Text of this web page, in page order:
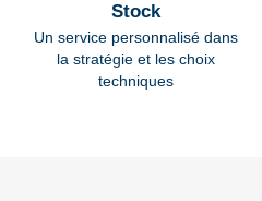
Stock
Un service personnalisé dans
la stratégie et les choix
techniques